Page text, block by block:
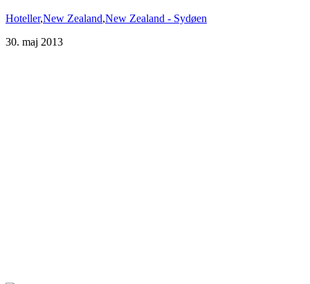
Hoteller,New Zealand,New Zealand - Sydøen
30. maj 2013